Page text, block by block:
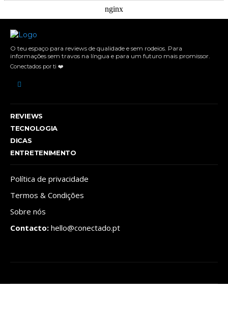
O teu espaço para reviews de qualidade e sem rodeios. Para
informações sem travos na língua e para um futuro mais promissor.
Conectados por ti ❤️
REVIEWS
TECNOLOGIA
DICAS
ENTRETENIMENTO
Política de privacidade
Termos & Condições
Sobre nós
Contacto: hello@conectado.pt